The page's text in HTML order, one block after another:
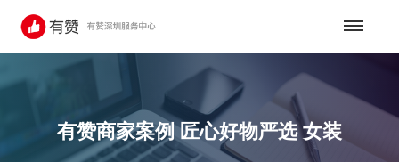
有赞商家案例 匠心好物严选 女装